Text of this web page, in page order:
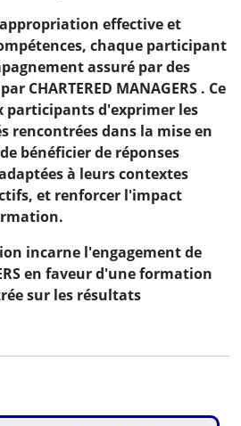
effective et
chaque participant
assuré par des
CHARTERED MANAGERS . Ce
participants d'exprimer les
rencontrées dans la mise en
bénéficier de réponses
à leurs contextes
et renforcer l'impact
incarne l'engagement de
en faveur d'une formation
sur les résultats